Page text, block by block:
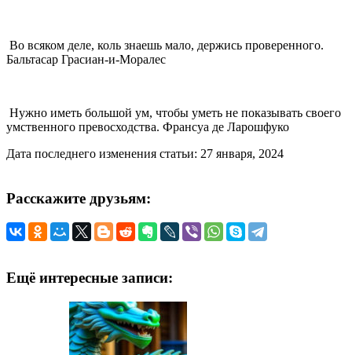
Во всяком деле, коль знаешь мало, держись проверенного.
Бальтасар Грасиан-и-Моралес
Нужно иметь большой ум, чтобы уметь не показывать своего
умственного превосходства. Франсуа де Ларошфуко
Дата последнего изменения статьи: 27 января, 2024
Расскажите друзьям:
Ещё интересные записи: